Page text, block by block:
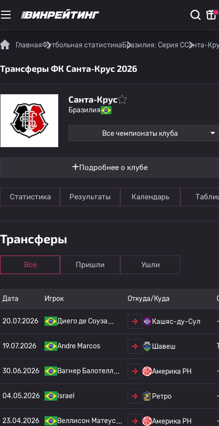
ГлавнаяФутбольная статистикаБразилия: Серия CСанта-
Трансферы ФК Санта-Крус 2026
Санта-Крус
Бразилия
Все чемпионаты клуба
Подробнее о клубе
Статистика Результаты Календарь
Трансферы
Все Пришли Ушли
Дата Игрок Откуда/Куда
20.07.2026 Диего де Соуза Кашяс-ду-Сул
19.07.2026 Andre Marcos Шавеш
30.06.2026 Вагнер Балотелл Америка РН
04.05.2026 Israel Ретро
23.04.2026 Веллисон Матеус Америка РН